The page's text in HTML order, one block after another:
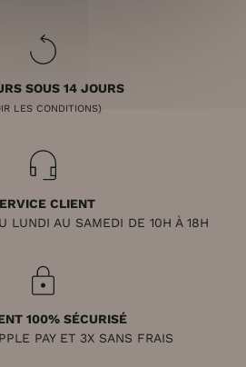
SOUS 14 JOURS
LES CONDITIONS)
CLIENT
LUNDI AU SAMEDI DE 10H À 18H
100% SÉCURISÉ
PAY ET 3X SANS FRAIS